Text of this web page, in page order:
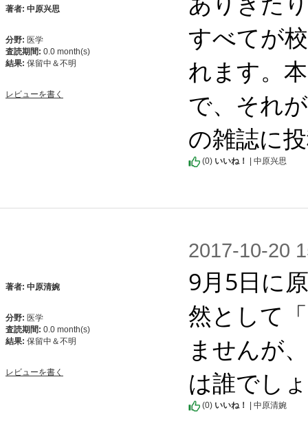
著者: 中原兴思
分野: 医学
査読期間: 0.0 month(s)
結果: 保留中＆不明
レビューを書く
すべてが
れます。
で、それ
の雑誌に
(0) いいね！ | 中原兴思
著者: 中原清婉
分野: 医学
査読期間: 0.0 month(s)
結果: 保留中＆不明
レビューを書く
2017-10-20
9月5日に
然として
ませんが
は誰でし
(0) いいね！ | 中原清婉